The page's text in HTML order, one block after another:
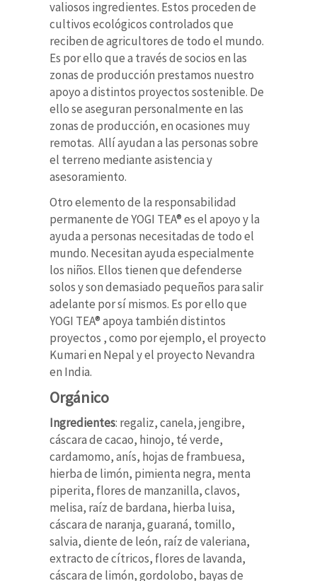
valiosos ingredientes. Estos proceden de
cultivos ecológicos controlados que
reciben de agricultores de todo el mundo.
Es por ello que a través de socios en las
zonas de producción prestamos nuestro
apoyo a distintos proyectos sostenible. De
ello se aseguran personalmente en las
zonas de producción, en ocasiones muy
remotas. Allí ayudan a las personas sobre
el terreno mediante asistencia y
asesoramiento.
Otro elemento de la responsabilidad
permanente de YOGI TEA® es el apoyo y la
ayuda a personas necesitadas de todo el
mundo. Necesitan ayuda especialmente
los niños. Ellos tienen que defenderse
solos y son demasiado pequeños para salir
adelante por sí mismos. Es por ello que
YOGI TEA® apoya también distintos
proyectos , como por ejemplo, el proyecto
Kumari en Nepal y el proyecto Nevandra
en India.
Orgánico
Ingredientes: regaliz, canela, jengibre,
cáscara de cacao, hinojo, té verde,
cardamomo, anís, hojas de frambuesa,
hierba de limón, pimienta negra, menta
piperita, flores de manzanilla, clavos,
melisa, raíz de bardana, hierba luisa,
cáscara de naranja, guaraná, tomillo,
salvia, diente de león, raíz de valeriana,
extracto de cítricos, flores de lavanda,
cáscara de limón, gordolobo, bayas de